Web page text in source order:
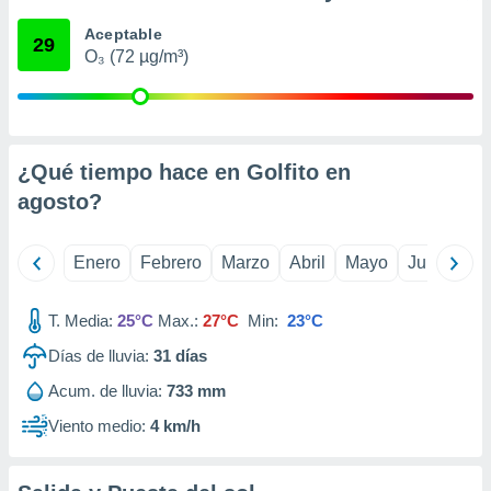
u
en
en
de
un
o acceder
datos
perfiles
29 Aceptable
O₃ (72 µg/m³)
¿Qué tiempo hace en Golfito en
agosto?
Enero Febrero Marzo Abril Mayo Junio
T. Media: 25°C Max.: 27°C Min: 23°C
Días de lluvia: 31 días
Acum. de lluvia: 733 mm
Viento medio: 4 km/h